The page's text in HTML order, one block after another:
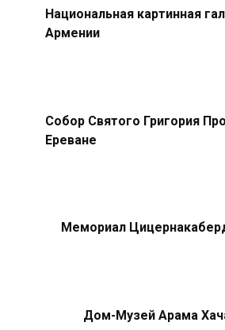
Национальная картинная
Армении
Собор Святого Григория
Ереване
Мемориал
Дом-Музей Арама